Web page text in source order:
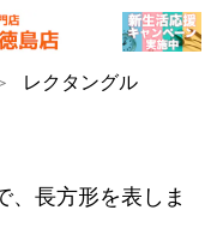
レクタングル
、長方形を表しま